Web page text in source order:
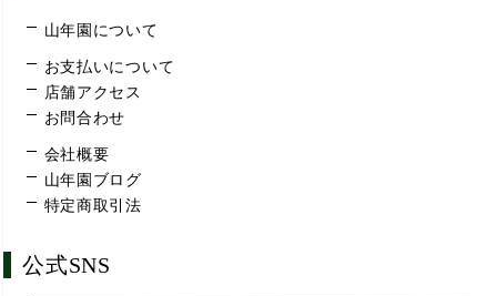
山年園について
お支払いについて
店舗アクセス
お問合わせ
会社概要
山年園ブログ
特定商取引法
公式SNS